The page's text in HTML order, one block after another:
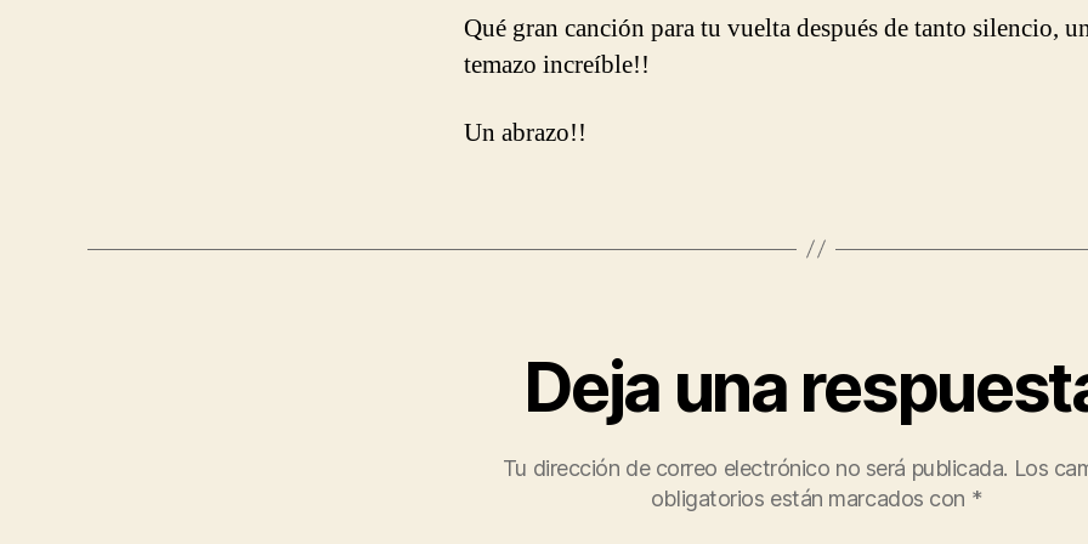
Qué gran canción para tu vuelta después de tanto silencio,
temazo increíble!!
Un abrazo!!
Deja una
Tu dirección de correo electrónico no será publicada. Los
obligatorios están marcados con *